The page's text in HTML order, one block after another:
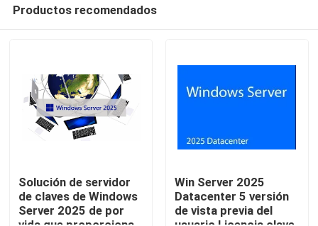
En casa
Productos recomendados
Solución de servidor
de claves de Windows
Server 2025 de por
Win Server 2025
Datacenter 5 versión
de vista previa del